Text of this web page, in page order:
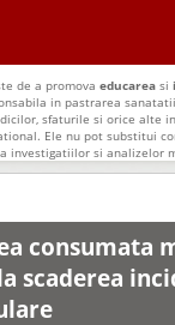
de a promovaeducarea si
in pastrarea
sfaturile si orice alte
Ele nu pot substitui
investigatiilor si analizelor
consumata
scaderea